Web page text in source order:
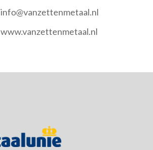
info@vanzettenmetaal.nl
www.vanzettenmetaal.nl